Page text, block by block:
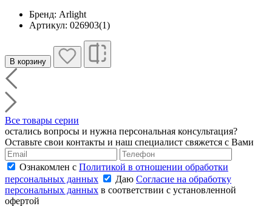
Бренд: Arlight
Артикул: 026903(1)
В корзину
Все товары серии
остались вопросы и нужна персональная консультация?
Оставьте свои контакты и наш специалист свяжется с Вами
Ознакомлен с Политикой в отношении обработки
персональных данных
Даю Согласие на обработку
персональных данных в соответствии с установленной
офертой